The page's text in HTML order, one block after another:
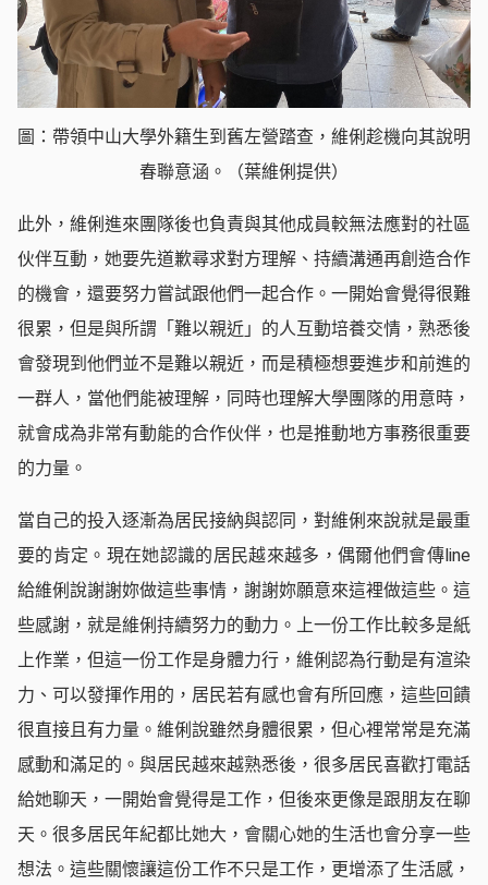
圖：帶領中山大學外籍生到舊左營踏查，維俐趁機向其說明
春聯意涵。（葉維俐提供）
此外，維俐進來團隊後也負責與其他成員較無法應對的社區
伙伴互動，她要先道歉尋求對方理解、持續溝通再創造合作
的機會，還要努力嘗試跟他們一起合作。一開始會覺得很難
很累，但是與所謂「難以親近」的人互動培養交情，熟悉後
會發現到他們並不是難以親近，而是積極想要進步和前進的
一群人，當他們能被理解，同時也理解大學團隊的用意時，
就會成為非常有動能的合作伙伴，也是推動地方事務很重要
的力量。
當自己的投入逐漸為居民接納與認同，對維俐來說就是最重
要的肯定。現在她認識的居民越來越多，偶爾他們會傳line
給維俐說謝謝妳做這些事情，謝謝妳願意來這裡做這些。這
些感謝，就是維俐持續努力的動力。上一份工作比較多是紙
上作業，但這一份工作是身體力行，維俐認為行動是有渲染
力、可以發揮作用的，居民若有感也會有所回應，這些回饋
很直接且有力量。維俐說雖然身體很累，但心裡常常是充滿
感動和滿足的。與居民越來越熟悉後，很多居民喜歡打電話
給她聊天，一開始會覺得是工作，但後來更像是跟朋友在聊
天。很多居民年紀都比她大，會關心她的生活也會分享一些
想法。這些關懷讓這份工作不只是工作，更增添了生活感，